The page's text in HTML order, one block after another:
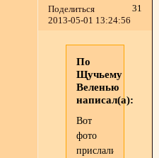
Поделиться
31
2013-05-01 13:24:56
По
Щучьему
Веленью
написал(а):
Вот
фото
прислали